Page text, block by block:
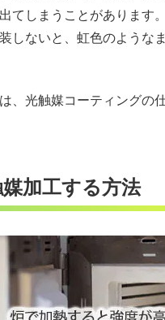
てしまうことがあります
しないと、虹色のような
、光触媒コーティングの
加工する方法